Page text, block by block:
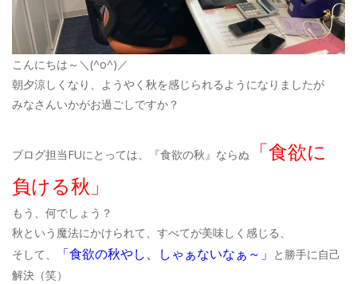
こんにちは～＼(^o^)／
朝夕涼しくなり、ようやく秋を感じられるようになりましたが
みなさんいかがお過ごしですか？
ブログ担当FUにとっては、『食欲の秋』ならぬ
「食欲に
負ける秋」
もう、何でしょう？
秋という魔法にかけられて、すべてが美味しく感じる、
そして、
「食欲の秋やし、しゃぁないなぁ～」 と勝手に自己
解決（笑）